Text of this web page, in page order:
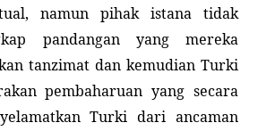
namun pihak istana tidak
pandangan yang mereka
tanzimat dan kemudian Turki
pembaharuan yang secara
Turki dari ancaman